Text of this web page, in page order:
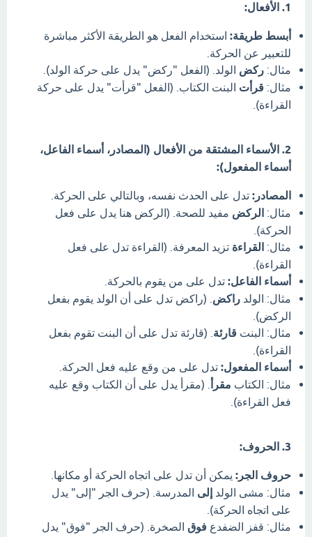
1. الأفعال:
أبسط طريقة: استخدام الفعل هو الطريقة الأكثر مباشرة
للتعبير عن الحركة.
مثال: ركض الولد. (الفعل "ركض" يدل على حركة الولد).
مثال: قرأت البنت الكتاب. (الفعل "قرأت" يدل على حركة
القراءة).
2. الأسماء المشتقة من الأفعال (المصادر، أسماء الفاعل،
أسماء المفعول):
المصادر: تدل على الحدث نفسه، وبالتالي على الحركة.
مثال: الركض مفيد للصحة. (الركض هنا يدل على فعل
الحركة).
مثال: القراءة تزيد المعرفة. (القراءة تدل على فعل
القراءة).
أسماء الفاعل: تدل على من يقوم بالحركة.
مثال: الولد راكض . (راكض تدل على أن الولد يقوم بفعل
الركض).
مثال: البنت قارئة . (قارئة تدل على أن البنت تقوم بفعل
القراءة).
أسماء المفعول: تدل على من وقع عليه فعل الحركة.
مثال: الكتاب مقرأ . (مقرأ يدل على أن الكتاب وقع عليه
فعل القراءة).
3. الحروف:
حروف الجر: يمكن أن تدل على اتجاه الحركة أو مكانها.
مثال: مشى الولد إلى المدرسة. (حرف الجر "إلى" يدل
على اتجاه الحركة).
مثال: قفز الضفدع فوق الصخرة. (حرف الجر "فوق" يدل